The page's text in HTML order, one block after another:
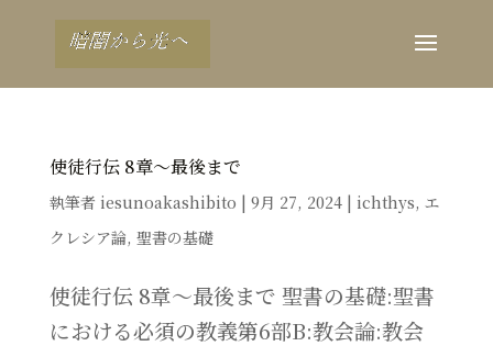
使徒行伝 8章～最後まで
執筆者 iesunoakashibito | 9月 27, 2024| ichthys, エ
クレシア論, 聖書の基礎
使徒行伝 8章～最後まで 聖書の基礎:聖書
における必須の教義第6部B:教会論:教会